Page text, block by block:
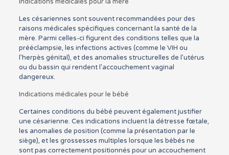
Les césariennes sont souvent recommandées pour des
raisons médicales spécifiques concernant la santé de la
mère. Parmi celles-ci figurent des conditions telles que la
prééclampsie, les infections actives (comme le VIH ou
l’herpès génital), et des anomalies structurelles de l’utérus
ou du bassin qui rendent l’accouchement vaginal
dangereux.
Indications médicales pour le bébé
Certaines conditions du bébé peuvent également justifier
une césarienne. Ces indications incluent la détresse fœtale,
les anomalies de position (comme la présentation par le
siège), et les grossesses multiples lorsque les bébés ne
sont pas correctement positionnés pour un accouchement